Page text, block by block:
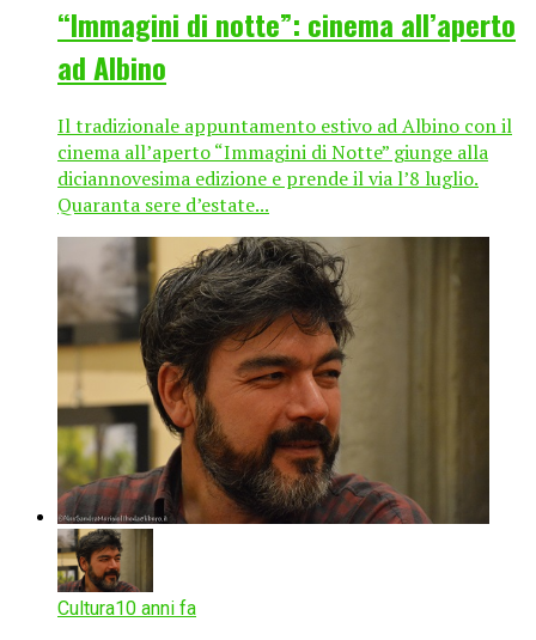
“Immagini di notte”: cinema all’aperto
ad Albino
Il tradizionale appuntamento estivo ad Albino con il
cinema all’aperto “Immagini di Notte” giunge alla
diciannovesima edizione e prende il via l’8 luglio.
Quaranta sere d’estate...
Cultura10 anni fa